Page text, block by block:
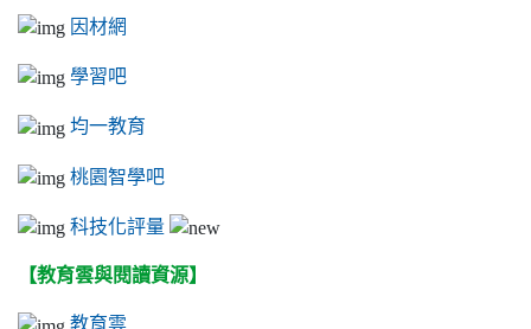
因材網
學習吧
均一教育
桃園智學吧
科技化評量
【教育雲與閱讀資源】
教育雲